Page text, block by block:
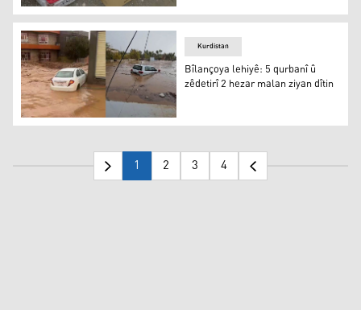
Dezgeha Xêrxwaziya Barzanî bi sê qonaxan alîkariyê
Bîlançoya lehiyê: 5 qurbanî û zêdetirî 2 hezar malan
Kurdistan
Bîlançoya lehiyê: 5 qurbanî û
zêdetirî 2 hezar malan ziyan dîtin
1 2 3 4